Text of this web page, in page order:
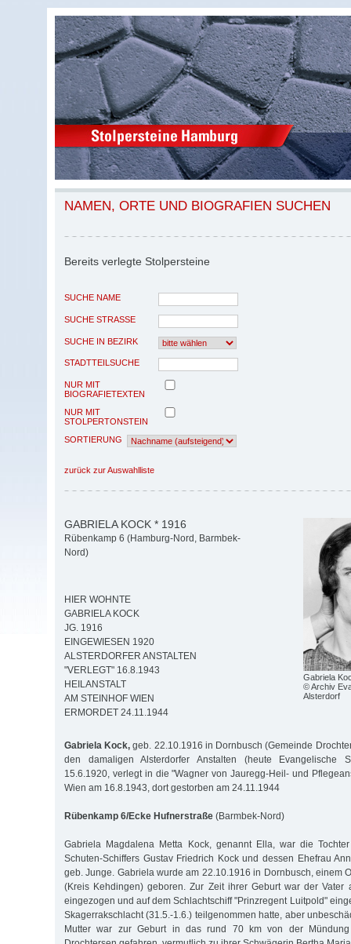
NAMEN, ORTE UND BIOGRAFIEN SUCHEN
Bereits verlegte Stolpersteine
SUCHE NAME
SUCHE STRASSE
SUCHE IN BEZIRK
STADTTEILSUCHE
NUR MIT
BIOGRAFIETEXTEN
NUR MIT
STOLPERTONSTEIN
SORTIERUNG
zurück zur Auswahlliste
Gabriela
© Archiv
Alsterdorf
GABRIELA KOCK * 1916
Rübenkamp 6 (Hamburg-Nord, Barmbek-
Nord)
HIER WOHNTE
GABRIELA KOCK
JG. 1916
EINGEWIESEN 1920
ALSTERDORFER ANSTALTEN
"VERLEGT" 16.8.1943
HEILANSTALT
AM STEINHOF WIEN
ERMORDET 24.11.1944
Gabriela Kock, geb. 22.10.1916 in Dornbusch (Gemeinde
den damaligen Alsterdorfer Anstalten (heute Evangelische
15.6.1920, verlegt in die "Wagner von Jauregg-Heil- und
Wien am 16.8.1943, dort gestorben am 24.11.1944
Rübenkamp 6/Ecke Hufnerstraße (Barmbek-Nord)
Gabriela Magdalena Metta Kock, genannt Ella, war die
Schuten-Schiffers Gustav Friedrich Kock und dessen Ehefrau
geb. Junge. Gabriela wurde am 22.10.1916 in Dornbusch, einem
(Kreis Kehdingen) geboren. Zur Zeit ihrer Geburt war der Vater
eingezogen und auf dem Schlachtschiff "Prinzregent Luitpold"
Skagerrakschlacht (31.5.-1.6.) teilgenommen hatte, aber
Mutter war zur Geburt in das rund 70 km von der Mündung